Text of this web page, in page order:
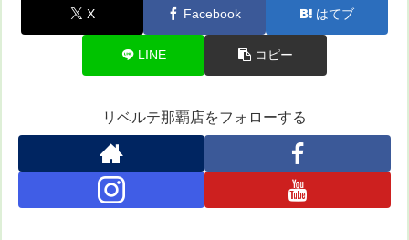
X Facebook はてブ
LINE コピー
リベルテ那覇店をフォローする